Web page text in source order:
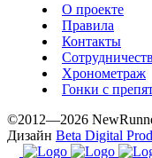
prices.
О проекте
Правила
Контакты
Хронометраж
Гонки с
©2012—2026
Дизайн Beta Digital